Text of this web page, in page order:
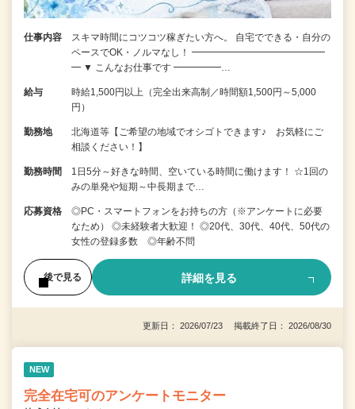
仕事内容
スキマ時間にコツコツ稼ぎたい方へ。 自宅でできる・自分の
ペースでOK・ノルマなし！ ━━━━━━━━━━━━━━
━ ▼ こんなお仕事です ━━━━━…
給与
時給1,500円以上（完全出来高制／時間額1,500円～5,000
円）
勤務地
北海道等【ご希望の地域でオシゴトできます♪ お気軽にご
相談ください！】
勤務時間
1日5分～好きな時間、空いている時間に働けます！ ☆1回の
みの単発や短期～中長期まで…
応募資格
◎PC・スマートフォンをお持ちの方（※アンケートに必要
なため） ◎未経験者大歓迎！ ◎20代、30代、40代、50代の
女性の登録多数 ◎年齢不問
後で見る 詳細を見る
更新日： 2026/07/23 掲載終了日： 2026/08/30
NEW
完全在宅可のアンケートモニター